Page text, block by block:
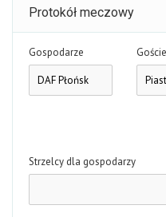
Protokół meczowy
Gospodarze Goście
Strzelcy dla gospodarzy